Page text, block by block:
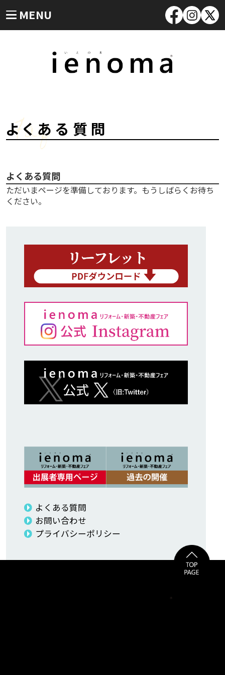
MENU
よくある質問
Faq
よくある質問
ただいまページを準備しております。もうしばらくお待ち
ください。
よくある質問
お問い合わせ
プライバシーポリシー